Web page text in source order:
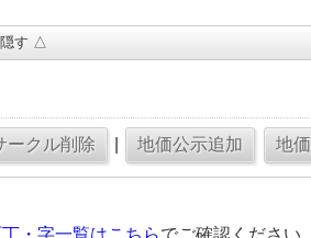
す △
・字一覧はこちらでご確認ください。